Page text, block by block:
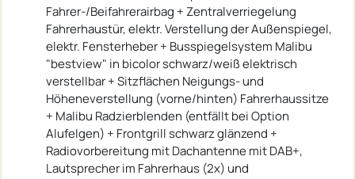
Fahrer-/Beifahrerairbag + Zentralverriegelung
Fahrerhaustür, elektr. Verstellung der Außenspiegel,
elektr. Fensterheber + Busspiegelsystem Malibu
"bestview" in bicolor schwarz/weiß elektrisch
verstellbar + Sitzflächen Neigungs- und
Höheneverstellung (vorne/hinten) Fahrerhaussitze
+ Malibu Radzierblenden (entfällt bei Option
Alufelgen) + Frontgrill schwarz glänzend +
Radiovorbereitung mit Dachantenne mit DAB+,
Lautsprecher im Fahrerhaus (2x) und